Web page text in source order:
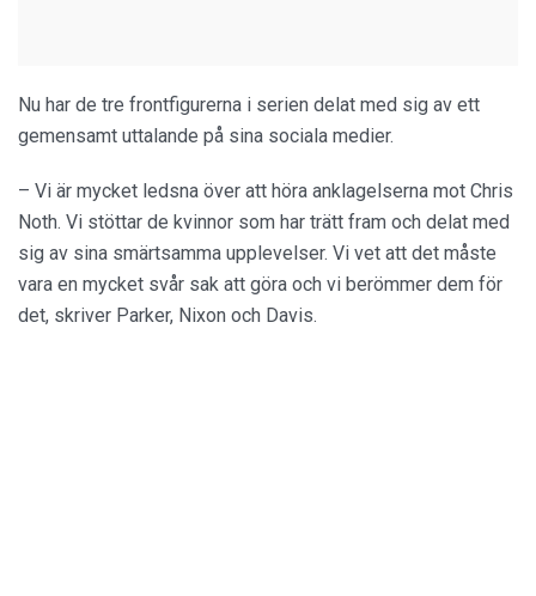
Nu har de tre frontfigurerna i serien delat med sig av ett
gemensamt uttalande på sina sociala medier.
– Vi är mycket ledsna över att höra anklagelserna mot Chris
Noth. Vi stöttar de kvinnor som har trätt fram och delat med
sig av sina smärtsamma upplevelser. Vi vet att det måste
vara en mycket svår sak att göra och vi berömmer dem för
det, skriver Parker, Nixon och Davis.